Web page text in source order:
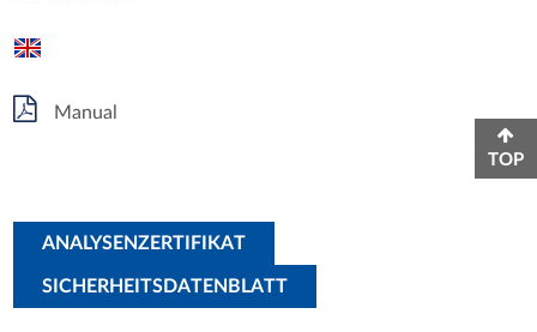
Manual
ANALYSENZERTIFIKAT
SICHERHEITSDATENBLATT
TOP